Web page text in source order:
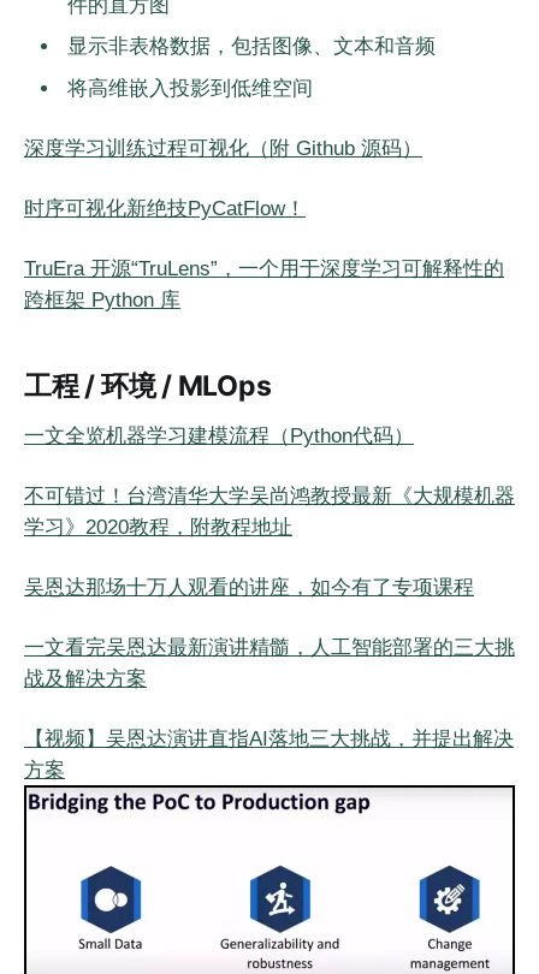
件的直方图
显示非表格数据，包括图像、文本和音频
将高维嵌入投影到低维空间
深度学习训练过程可视化（附 Github 源码）
时序可视化新绝技PyCatFlow！
TruEra 开源“TruLens”，一个用于深度学习可解释性的
跨框架 Python 库
工程 / 环境 / MLOps
一文全览机器学习建模流程（Python代码）
不可错过！台湾清华大学吴尚鸿教授最新《大规模机器
学习》2020教程，附教程地址
吴恩达那场十万人观看的讲座，如今有了专项课程
一文看完吴恩达最新演讲精髓，人工智能部署的三大挑
战及解决方案
【视频】吴恩达演讲直指AI落地三大挑战，并提出解决
方案